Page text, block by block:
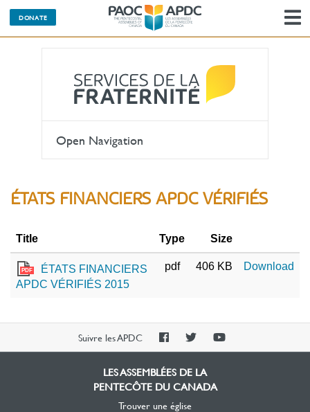
DONATE
Open Navigation
ÉTATS FINANCIERS APDC VÉRIFIÉS
Title Type Size
PDF
ÉTATS FINANCIERS
APDC VÉRIFIÉS 2015
pdf 406 KB Download
Suivre les APDC
PAOCPAOCPAOC
LES ASSEMBLÉES DE LA
PENTECÔTE DU CANADA
Trouver une église